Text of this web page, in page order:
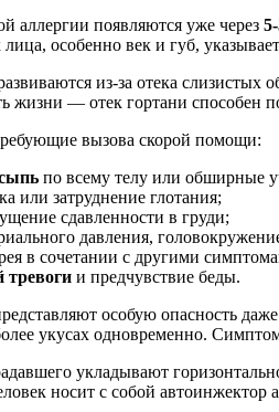
аллергии появляются уже через
особенно век и губ,
из-за отека слизистых
жизни — отек гортани способен
вызова скорой помощи:
по всему телу или обширные
или затруднение глотания;
сдавленности в груди;
давления,
в сочетании с другими
тревоги и предчувствие беды.
особую опасность
укусах одновременно.
укладывают
носит с собой